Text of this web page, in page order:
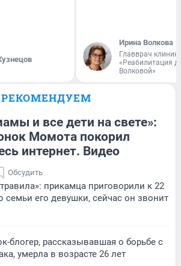
Ирина Волкова
Главврач
«Реабилитация
Волковой»
РЕКОМЕНДУЕМ
и все дети на свете»:
Момота покорил
интернет. Видео
Обсудить
прикамца приговорили к 22
семьи его девушки, сейчас он звонит
блогер, рассказывавшая о борьбе с
умерла в возрасте 26 лет